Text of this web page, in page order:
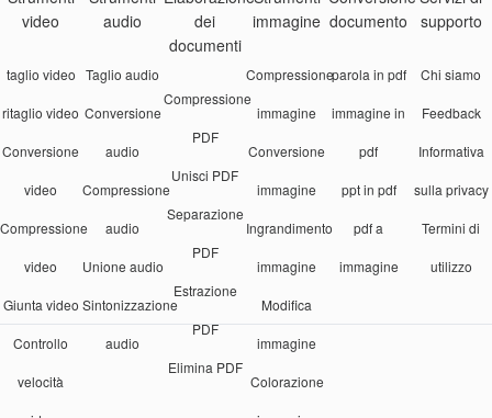
video
taglio video
ritaglio video
Conversione
video
Compressione
video
Giunta video
Controllo
velocità
audio
Taglio audio
Conversione
audio
Compressione
audio
Unione audio
Sintonizzazione
audio
dei
documenti
Compressione
PDF
Unisci PDF
Separazione
PDF
Estrazione
PDF
Elimina PDF
immagine
Compressione
immagine
Conversione
immagine
Ingrandimento
immagine
Modifica
immagine
Colorazione
documento
parola in pdf
immagine in
pdf
ppt in pdf
pdf a
immagine
supporto
Chi siamo
Feedback
Informativa
sulla privacy
Termini di
utilizzo